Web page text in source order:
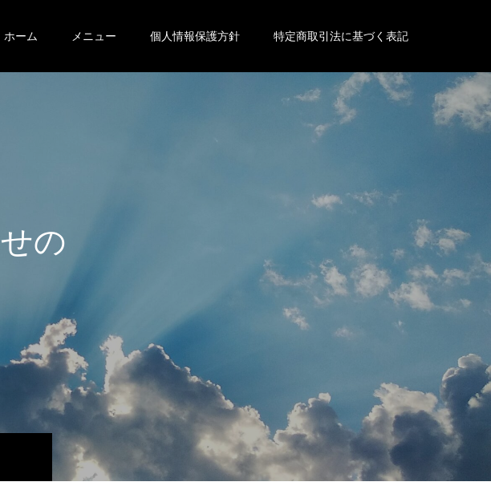
ホーム メニュー 個人情報保護方針 特定商取引法に基づく表記
せ の
こに